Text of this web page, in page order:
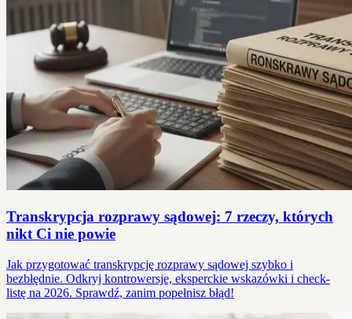
Transkrypcja rozprawy sądowej: 7 rzeczy, których
nikt Ci nie powie
Jak przygotować transkrypcję rozprawy sądowej szybko i
bezbłędnie. Odkryj kontrowersje, eksperckie wskazówki i check-
listę na 2026. Sprawdź, zanim popełnisz błąd!